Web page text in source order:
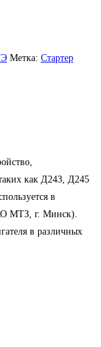
Метка: Стартер
как Д243, Д245
в
МТЗ, г. Минск).
в различных